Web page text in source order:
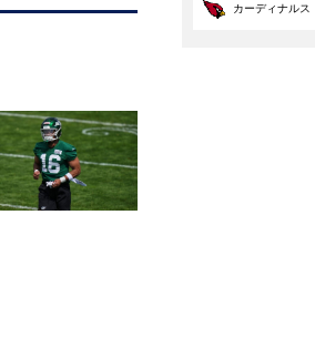
カーディナルス